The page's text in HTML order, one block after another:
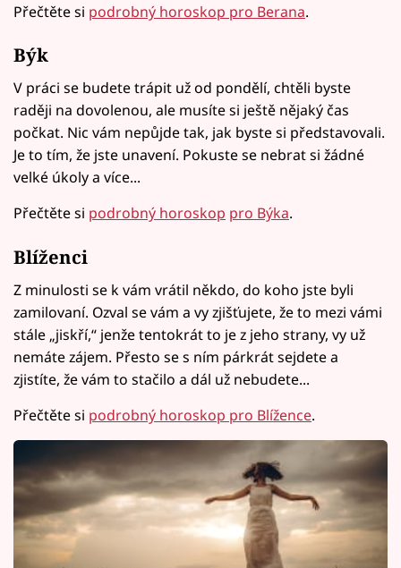
Přečtěte si podrobný horoskop pro Berana.
Býk
V práci se budete trápit už od pondělí, chtěli byste
raději na dovolenou, ale musíte si ještě nějaký čas
počkat. Nic vám nepůjde tak, jak byste si představovali.
Je to tím, že jste unavení. Pokuste se nebrat si žádné
velké úkoly a více...
Přečtěte si podrobný horoskop pro Býka.
Blíženci
Z minulosti se k vám vrátil někdo, do koho jste byli
zamilovaní. Ozval se vám a vy zjišťujete, že to mezi vámi
stále „jiskří,“ jenže tentokrát to je z jeho strany, vy už
nemáte zájem. Přesto se s ním párkrát sejdete a
zjistíte, že vám to stačilo a dál už nebudete...
Přečtěte si podrobný horoskop pro Blížence.